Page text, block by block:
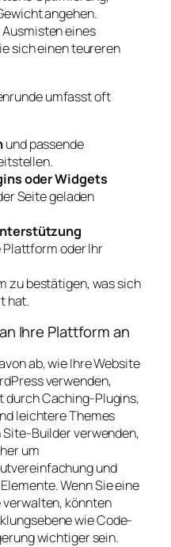
angehen.
Ausmisten eines
sich einen teureren
umfasst oft
und passende
oder Widgets
Seite geladen
Plattform oder Ihr
zu bestätigen, was sich
hat.
Ihre Plattform an
ab, wie Ihre Website
verwenden,
durch Caching-Plugins,
leichtere Themes
Site-Builder verwenden,
um
und
Wenn Sie eine
könnten
wie Code-
wichtiger sein.